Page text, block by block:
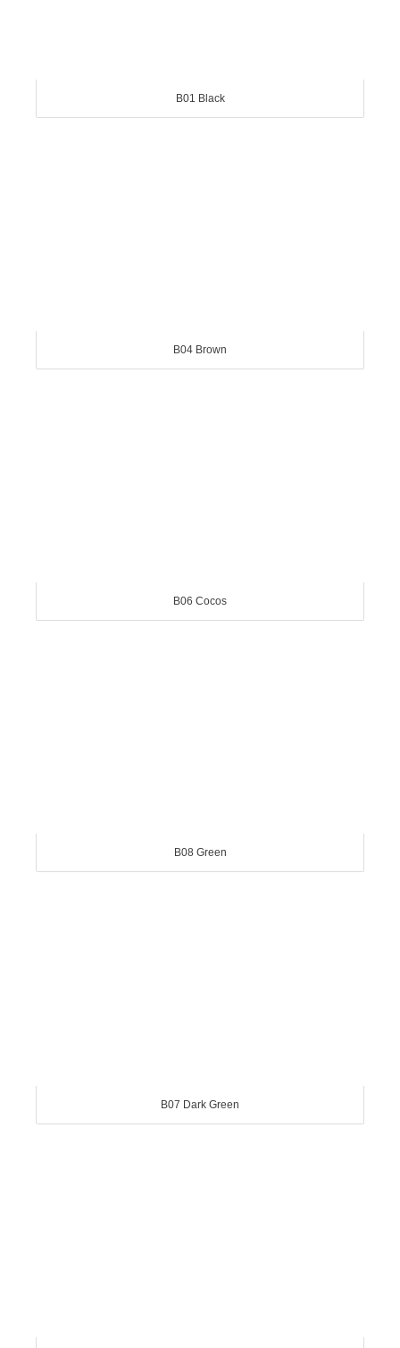
B01 Black
B04 Brown
B06 Cocos
B08 Green
B07 Dark Green